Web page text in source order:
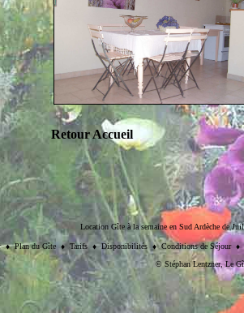
Retour Accueil
Location Gîte à la semaine en Sud Ardèche de
♦Plan du Gîte♦ Tarifs♦Disponibilités♦Conditions de Séjour♦
©Stéphan Lentzner, Le